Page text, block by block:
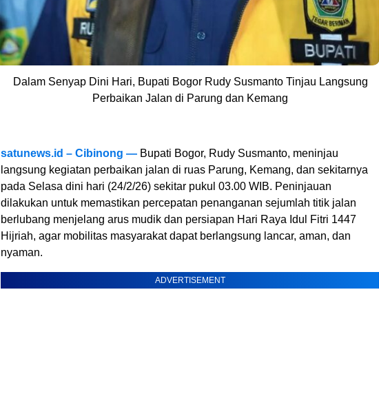
Dalam Senyap Dini Hari, Bupati Bogor Rudy Susmanto Tinjau Langsung
Perbaikan Jalan di Parung dan Kemang
satunews.id – Cibinong — Bupati Bogor, Rudy Susmanto, meninjau
langsung kegiatan perbaikan jalan di ruas Parung, Kemang, dan sekitarnya
pada Selasa dini hari (24/2/26) sekitar pukul 03.00 WIB. Peninjauan
dilakukan untuk memastikan percepatan penanganan sejumlah titik jalan
berlubang menjelang arus mudik dan persiapan Hari Raya Idul Fitri 1447
Hijriah, agar mobilitas masyarakat dapat berlangsung lancar, aman, dan
nyaman.
ADVERTISEMENT